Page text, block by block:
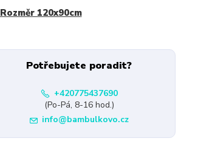
Rozměr 120x90cm
Potřebujete poradit?
+420775437690
(Po-Pá, 8-16 hod.)
info@bambulkovo.cz